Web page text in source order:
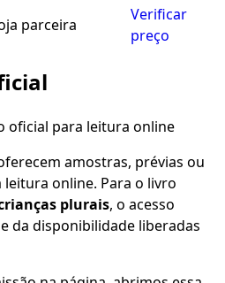
parceira
Verificar
preço
amostras, prévias ou
online. Para o livro
plurais, o acesso
da disponibilidade liberadas